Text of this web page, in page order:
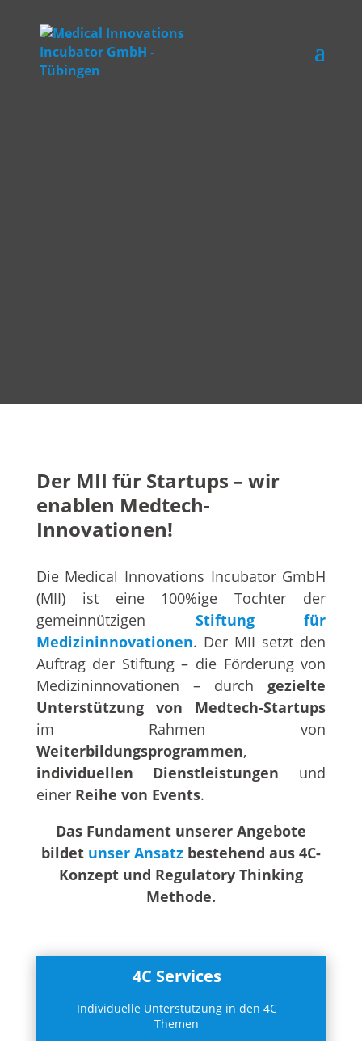
Der MII für Startups – wir
enablen Medtech-
Innovationen!
Die Medical Innovations Incubator GmbH
(MII) ist eine 100%ige Tochter der
gemeinnützigen Stiftung für
Medizininnovationen. Der MII setzt den
Auftrag der Stiftung – die Förderung von
Medizininnovationen – durchgezielte
Unterstützung von Medtech-Startups
im Rahmen von
Weiterbildungsprogrammen,
individuellen Dienstleistungen und
einer Reihe von Events.
Das Fundament unserer Angebote
bildet unser Ansatzbestehend aus 4C-
Konzept und Regulatory Thinking
Methode.
4C Services
Individuelle Unterstützung in den 4C
Themen